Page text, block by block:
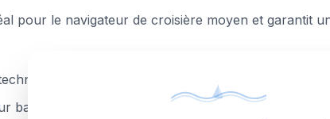
pour le navigateur de croisière moyen et garantit
éprouvés
bateaux de 11,7m à 27,0m